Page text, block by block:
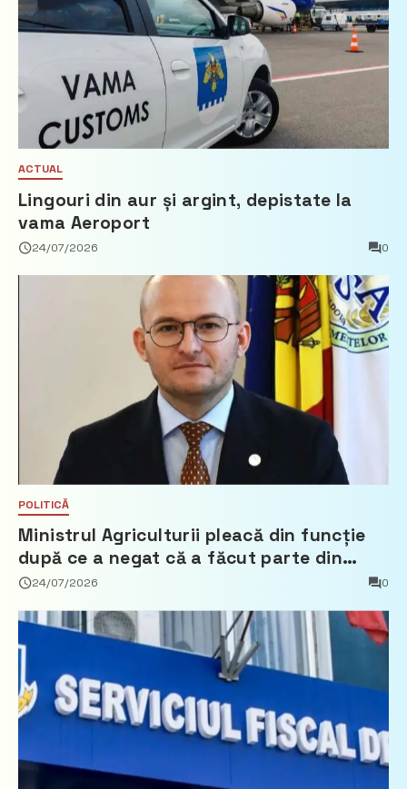
ACTUAL
Lingouri din aur și argint, depistate la
vama Aeroport
24/07/2026 0
POLITICĂ
Ministrul Agriculturii pleacă din funcție
după ce a negat că a făcut parte din
Partidul Democrat
24/07/2026 0